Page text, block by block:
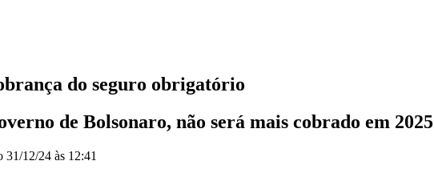
do seguro obrigatório
de Bolsonaro, não será mais cobrado em 2025
31/12/24 às 12:41